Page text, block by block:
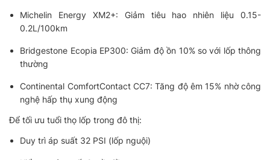
Michelin Energy XM2+: Giảm tiêu hao nhiên liệu 0.15-
0.2L/100km
Bridgestone Ecopia EP300: Giảm độ ồn 10% so với lốp thông
thường
Continental ComfortContact CC7: Tăng độ êm 15% nhờ công
nghệ hấp thụ xung động
Để tối ưu tuổi thọ lốp trong đô thị:
Duy trì áp suất 32 PSI (lốp nguội)